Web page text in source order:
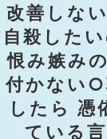
改善しな
自殺した
恨み嫉み
付かない○
したら 憑
ている